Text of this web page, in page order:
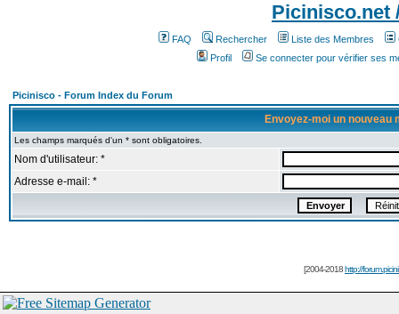
Picinisco.net
FAQ Rechercher Liste des Membres
Profil
Se connecter pour vérifier ses
Picinisco - Forum Index du Forum
Envoyez-moi un nouveau
Les champs marqués d'un * sont obligatoires.
Nom d'utilisateur: *
Adresse e-mail: *
[2004-2018http://